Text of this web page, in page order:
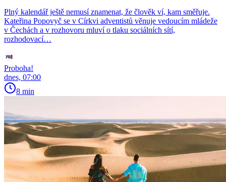
Plný kalendář ještě nemusí znamenat, že člověk ví, kam směřuje.
Kateřina Popovyč se v Církvi adventistů věnuje vedoucím mládeže
v Čechách a v rozhovoru mluví o tlaku sociálních sítí,
rozhodovací…
Proboha!
dnes, 07:00
8 min